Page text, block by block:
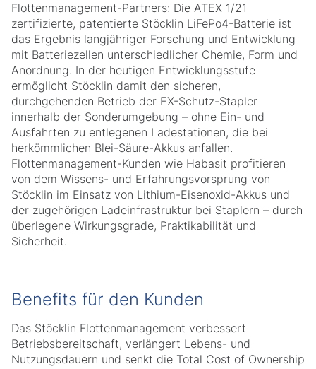
Flottenmanagement-Partners: Die ATEX 1/21
zertifizierte, patentierte Stöcklin LiFePo4-Batterie ist
das Ergebnis langjähriger Forschung und Entwicklung
mit Batteriezellen unterschiedlicher Chemie, Form und
Anordnung. In der heutigen Entwicklungsstufe
ermöglicht Stöcklin damit den sicheren,
durchgehenden Betrieb der EX-Schutz-Stapler
innerhalb der Sonderumgebung – ohne Ein- und
Ausfahrten zu entlegenen Ladestationen, die bei
herkömmlichen Blei-Säure-Akkus anfallen.
Flottenmanagement-Kunden wie Habasit profitieren
von dem Wissens- und Erfahrungsvorsprung von
Stöcklin im Einsatz von Lithium-Eisenoxid-Akkus und
der zugehörigen Ladeinfrastruktur bei Staplern – durch
überlegene Wirkungsgrade, Praktikabilität und
Sicherheit.
Benefits für den Kunden
Das Stöcklin Flottenmanagement verbessert
Betriebsbereitschaft, verlängert Lebens- und
Nutzungsdauern und senkt die Total Cost of Ownership